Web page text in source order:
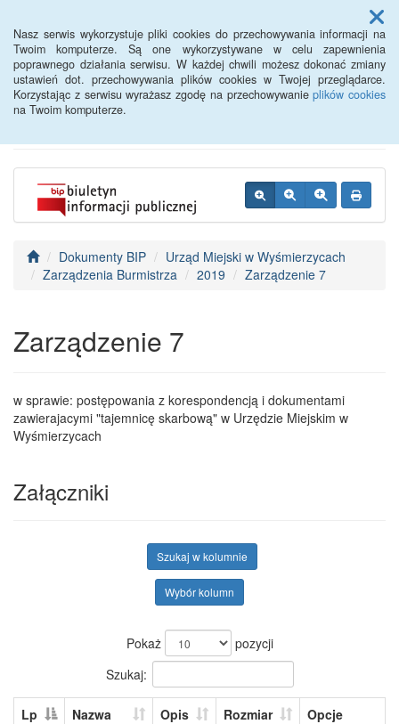
Nasz serwis wykorzystuje pliki cookies do przechowywania informacji na
Twoim komputerze. Są one wykorzystywane w celu zapewnienia
poprawnego działania serwisu. W każdej chwili możesz dokonać zmiany
ustawień dot. przechowywania plików cookies w Twojej przeglądarce.
Korzystając z serwisu wyrażasz zgodę na przechowywanieplików cookies
na Twoim komputerze.
Menu
BIP - Urząd Miejski
Wyśmierzyce
Dokumenty BIP
Urząd Miejski w Wyśmierzycach
Zarządzenia Burmistrza
2019 Zarządzenie 7
Zarządzenie 7
w sprawie: postępowania z korespondencją i dokumentami
zawierajacymi "tajemnicę skarbową" w Urzędzie Miejskim w
Wyśmierzycach
Załączniki
Szukaj w kolumnie
Wybór kolumn
Pokaż
pozycji
Szukaj:
Lp Nazwa Opis Rozmiar
Opcje